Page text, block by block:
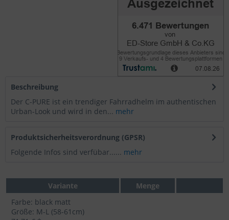
Beschreibung
Der C-PURE ist ein trendiger Fahrradhelm im authentischen
Urban-Look und wird in den... mehr
Produktsicherheitsverordnung (GPSR)
Folgende Infos sind verfübar...... mehr
Variante
Menge
Farbe: black matt
Größe: M-L (58-61cm)